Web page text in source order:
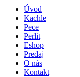
Úvod
Kachle
Pece
Perlit
Eshop
Predaj
O nás
Kontakt